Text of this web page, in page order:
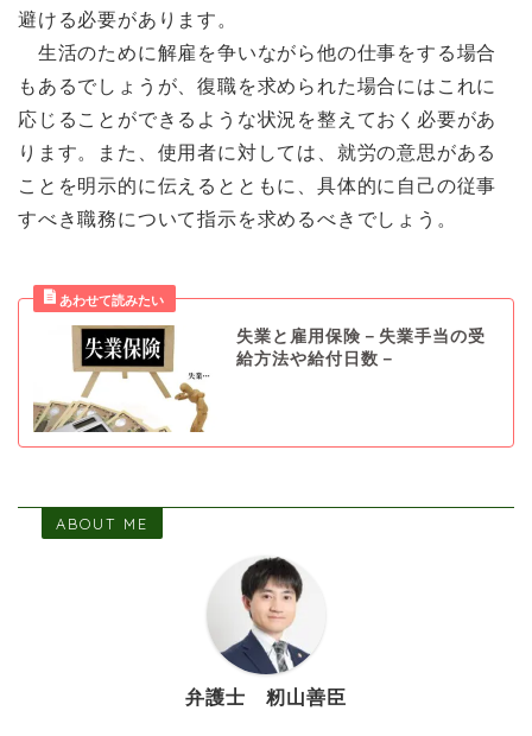
避ける必要があります。
生活のために解雇を争いながら他の仕事をする場合
もあるでしょうが、復職を求められた場合にはこれに
応じることができるような状況を整えておく必要があ
ります。また、使用者に対しては、就労の意思がある
ことを明示的に伝えるとともに、具体的に自己の従事
すべき職務について指示を求めるべきでしょう。
失業と雇用保険－失業手当の受
給方法や給付日数－
ABOUT ME
弁護士 籾山善臣